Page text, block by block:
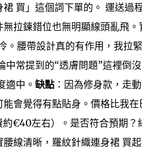
買」這個詞下單的。 運送過
拉鍊錯位也無明顯線頭亂飛
腰帶設計真的有作用，我拉
常提到的“透膚問題”這裡倒
適中。 缺點：因為修身款，走
會覺得有點貼身。價格比我
約€40左右）。是否符合預期
線清晰，羅紋針織連身裙 買